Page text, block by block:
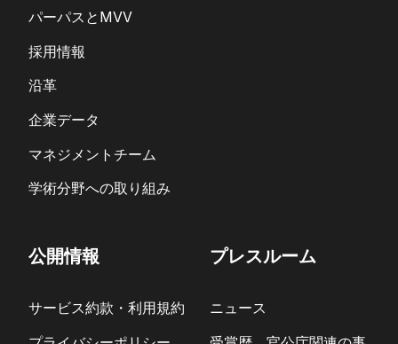
パーパスとMVV
採用情報
沿革
企業データ
マネジメントチーム
学術分野への取り組み
公開情報
サービス約款・利用規約
プレスルーム
ニュース